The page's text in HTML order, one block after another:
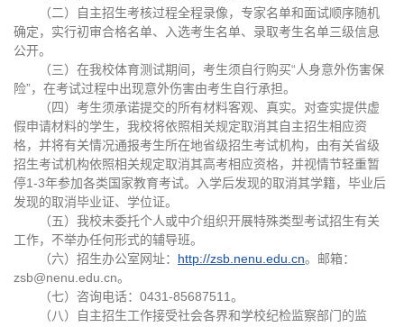
（二）自主招生考核过程全程录像，专家名单和面试顺序随机
确定，实行初审合格名单、入选考生名单、录取考生名单三级信息
公开。
（三）在我校体育测试期间，考生须自行购买“人身意外伤害保
险”，在考试过程中出现意外伤害由考生自行承担。
（四）考生须承诺提交的所有材料客观、真实。对查实提供虚
假申请材料的学生，我校将依照相关规定取消其自主招生相应资
格，并将有关情况通报考生所在地省级招生考试机构，由有关省级
招生考试机构依照相关规定取消其高考相应资格，并视情节轻重暂
停1-3年参加各类国家教育考试。入学后发现的取消其学籍，毕业后
发现的取消毕业证、学位证。
（五）我校未委托个人或中介组织开展特殊类型考试招生有关
工作，不举办任何形式的辅导班。
（六）招生办公室网址： http://zsb.nenu.edu.cn。邮箱：
zsb@nenu.edu.cn。
（七）咨询电话：0431-85687511。
（八）自主招生工作接受社会各界和学校纪检监察部门的监